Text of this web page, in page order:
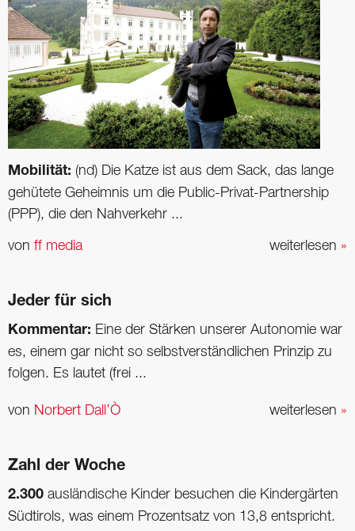
Mobilität: (nd) Die Katze ist aus dem Sack, das lange
gehütete Geheimnis um die Public-Privat-Partnership
(PPP), die den Nahverkehr ...
weiterlesen »
von ff media
Jeder für sich
Kommentar: Eine der Stärken unserer Autonomie war
es, einem gar nicht so selbstverständlichen Prinzip zu
folgen. Es lautet (frei ...
weiterlesen »
von Norbert Dall’Ò
Zahl der Woche
2.300 ausländische Kinder besuchen die Kindergärten
Südtirols, was einem Prozentsatz von 13,8 entspricht.